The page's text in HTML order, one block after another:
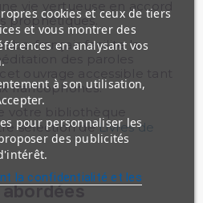
vie vertueuse en accord
prophétiques.
français facilite la
des paroles
ouvrage accessible tant
francophones.
votre bibliothèque
sélection deLivres de
abordées
cookies et ceux de tiers
et vous montrer des
en analysant vos
à son utilisation,
pour personnaliser les
des publicités
la confidentialité et les